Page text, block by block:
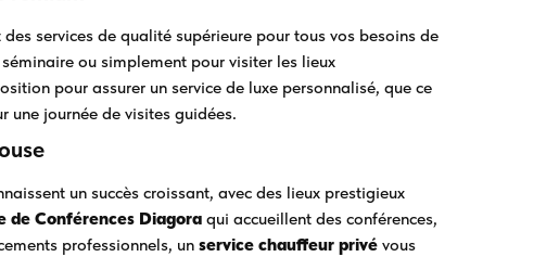
services de qualité supérieure pour tous vos besoins de
ou simplement pour visiter les lieux
pour assurer un service de luxe personnalisé, que ce
une journée de visites guidées.
un succès croissant, avec des lieux prestigieux
de Conférences Diagora qui accueillent des conférences,
professionnels, un service chauffeur privé vous